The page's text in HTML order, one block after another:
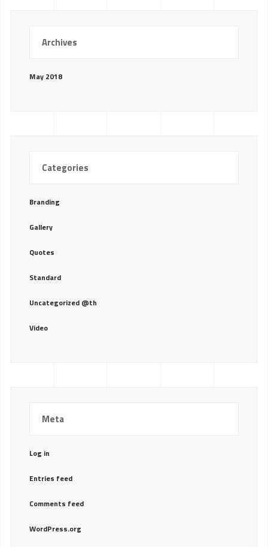
Archives
May 2018
Categories
Branding
Gallery
Quotes
Standard
Uncategorized @th
Video
Meta
Log in
Entries feed
Comments feed
WordPress.org